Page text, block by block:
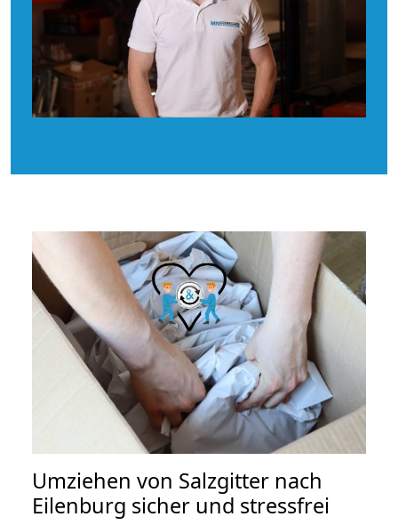
Umziehen von Salzgitter nach
Eilenburg sicher und stressfrei